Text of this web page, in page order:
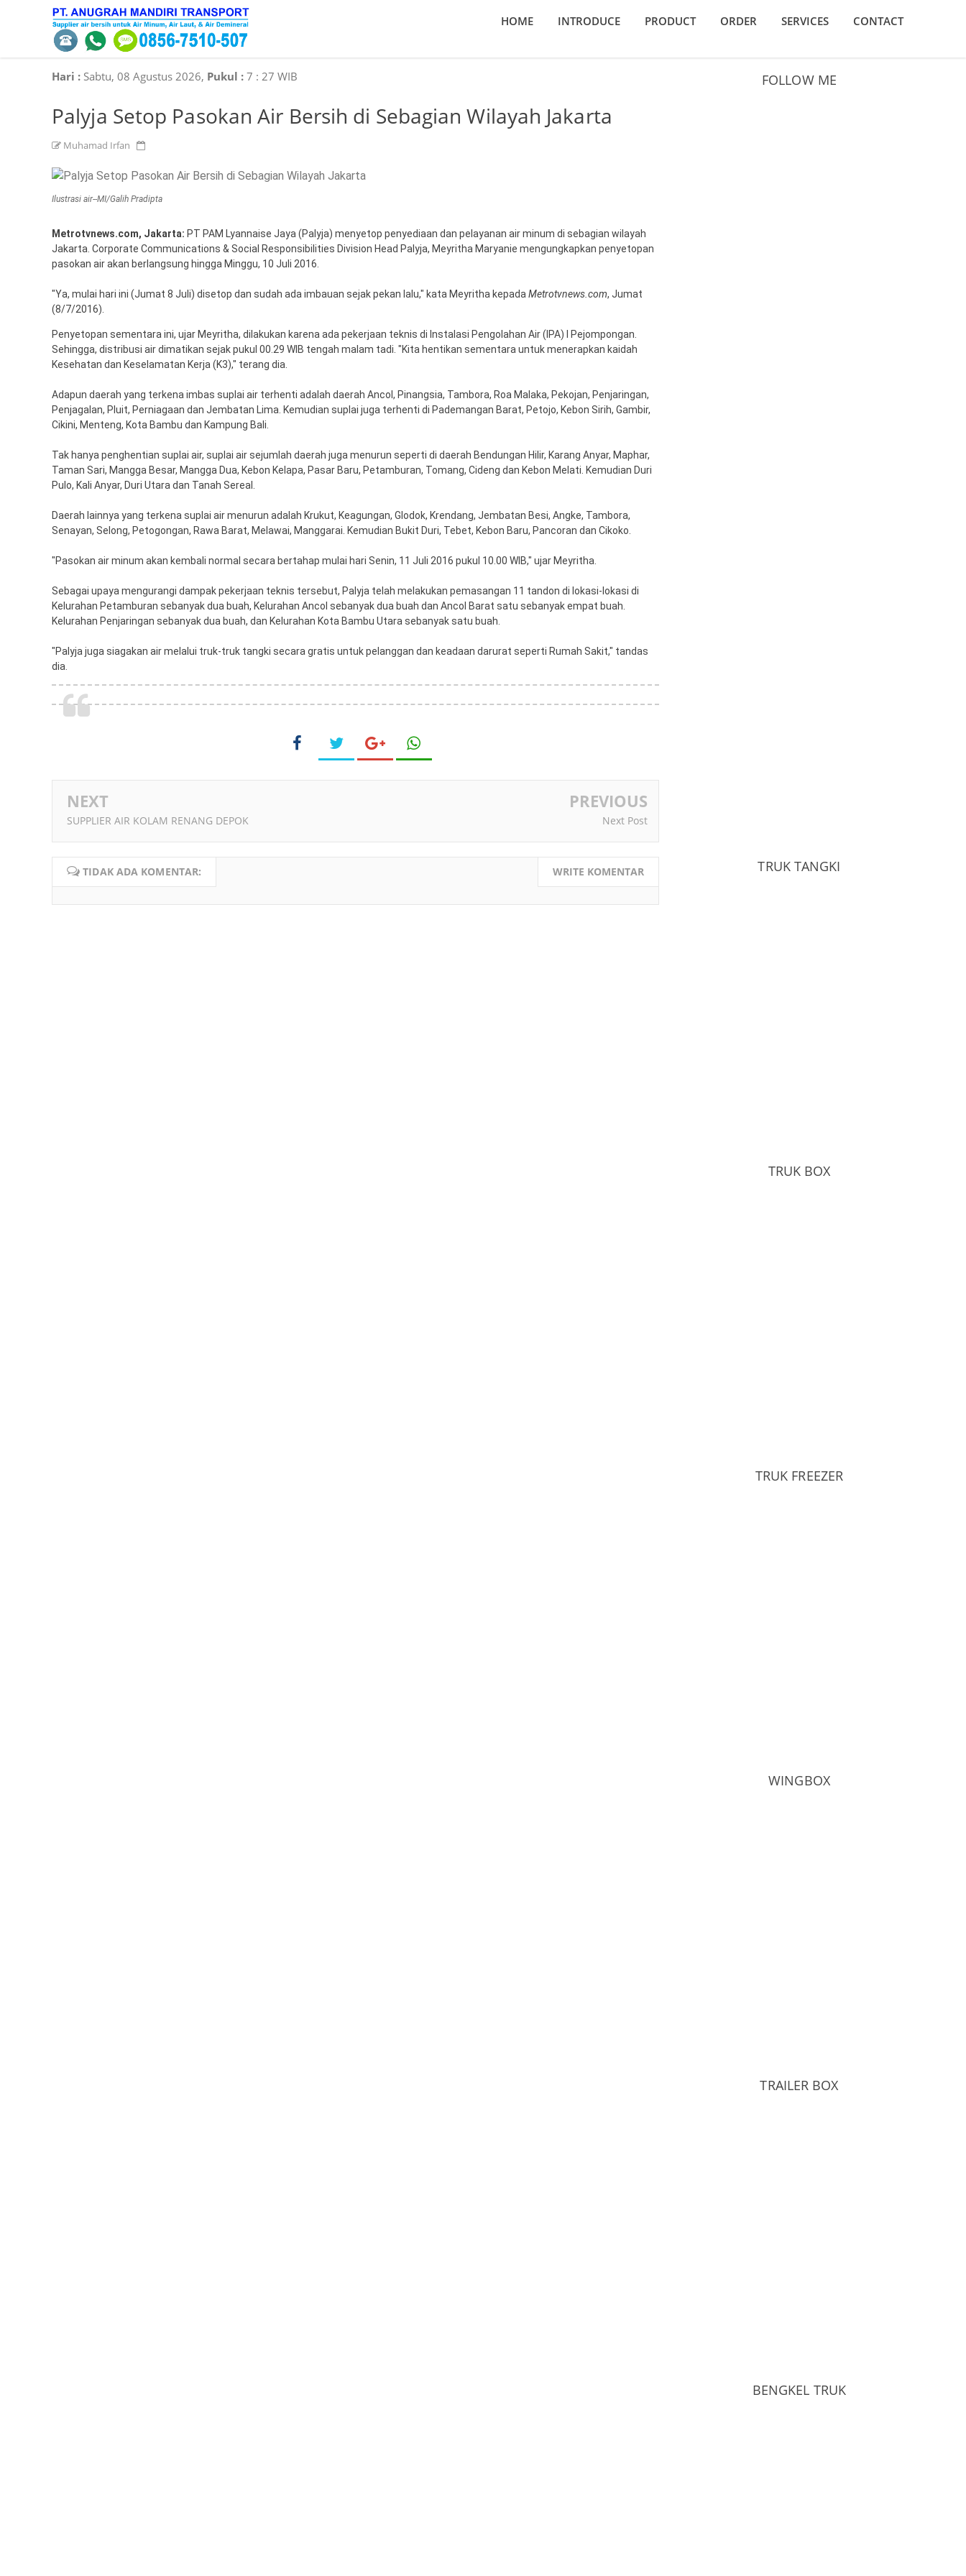
HOME INTRODUCE PRODUCT ORDER SERVICES CONTACT
Hari : Sabtu, 08 Agustus 2026, Pukul : 7 : 27 WIB
Palyja Setop Pasokan Air Bersih di Sebagian Wilayah Jakarta
Muhamad Irfan
Ilustrasi air--MI/Galih Pradipta
Metrotvnews.com, Jakarta: PT PAM Lyannaise Jaya (Palyja) menyetop penyediaan dan pelayanan air minum di sebagian wilayah
Jakarta. Corporate Communications & Social Responsibilities Division Head Palyja, Meyritha Maryanie mengungkapkan penyetopan
pasokan air akan berlangsung hingga Minggu, 10 Juli 2016.
"Ya, mulai hari ini (Jumat 8 Juli) disetop dan sudah ada imbauan sejak pekan lalu," kata Meyritha kepada Metrotvnews.com, Jumat
(8/7/2016).
Penyetopan sementara ini, ujar Meyritha, dilakukan karena ada pekerjaan teknis di Instalasi Pengolahan Air (IPA) I Pejompongan.
Sehingga, distribusi air dimatikan sejak pukul 00.29 WIB tengah malam tadi. "Kita hentikan sementara untuk menerapkan kaidah
Kesehatan dan Keselamatan Kerja (K3)," terang dia.
Adapun daerah yang terkena imbas suplai air terhenti adalah daerah Ancol, Pinangsia, Tambora, Roa Malaka, Pekojan, Penjaringan,
Penjagalan, Pluit, Perniagaan dan Jembatan Lima. Kemudian suplai juga terhenti di Pademangan Barat, Petojo, Kebon Sirih, Gambir,
Cikini, Menteng, Kota Bambu dan Kampung Bali.
Tak hanya penghentian suplai air, suplai air sejumlah daerah juga menurun seperti di daerah Bendungan Hilir, Karang Anyar, Maphar,
Taman Sari, Mangga Besar, Mangga Dua, Kebon Kelapa, Pasar Baru, Petamburan, Tomang, Cideng dan Kebon Melati. Kemudian Duri
Pulo, Kali Anyar, Duri Utara dan Tanah Sereal.
Daerah lainnya yang terkena suplai air menurun adalah Krukut, Keagungan, Glodok, Krendang, Jembatan Besi, Angke, Tambora,
Senayan, Selong, Petogongan, Rawa Barat, Melawai, Manggarai. Kemudian Bukit Duri, Tebet, Kebon Baru, Pancoran dan Cikoko.
"Pasokan air minum akan kembali normal secara bertahap mulai hari Senin, 11 Juli 2016 pukul 10.00 WIB," ujar Meyritha.
Sebagai upaya mengurangi dampak pekerjaan teknis tersebut, Palyja telah melakukan pemasangan 11 tandon di lokasi-lokasi di
Kelurahan Petamburan sebanyak dua buah, Kelurahan Ancol sebanyak dua buah dan Ancol Barat satu sebanyak empat buah.
Kelurahan Penjaringan sebanyak dua buah, dan Kelurahan Kota Bambu Utara sebanyak satu buah.
"Palyja juga siagakan air melalui truk-truk tangki secara gratis untuk pelanggan dan keadaan darurat seperti Rumah Sakit," tandas
dia.
NEXT
SUPPLIER AIR KOLAM RENANG DEPOK
PREVIOUS
Next Post
TIDAK ADA KOMENTAR: WRITE KOMENTAR
FOLLOW ME
TRUK TANGKI
TRUK BOX
TRUK FREEZER
WINGBOX
TRAILER BOX
BENGKEL TRUK